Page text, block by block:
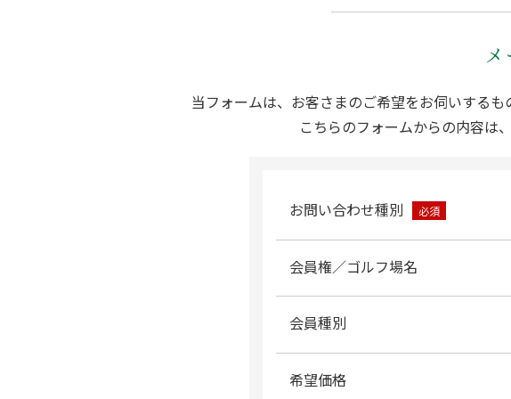
当フォームは、お客さまのご希望をお伺いする
こちらのフォームからの内容は
お問い合わせ種別 必須
会員権／ゴルフ場名
会員種別
希望価格